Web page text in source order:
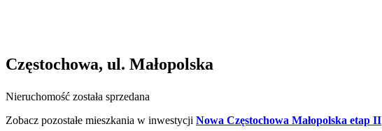
Częstochowa, ul. Małopolska
Nieruchomość została sprzedana
Zobacz pozostałe mieszkania w inwestycji Nowa Częstochowa Małopolska etap II